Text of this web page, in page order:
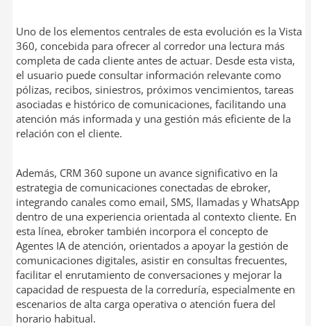
Uno de los elementos centrales de esta evolución es la Vista
360, concebida para ofrecer al corredor una lectura más
completa de cada cliente antes de actuar. Desde esta vista,
el usuario puede consultar información relevante como
pólizas, recibos, siniestros, próximos vencimientos, tareas
asociadas e histórico de comunicaciones, facilitando una
atención más informada y una gestión más eficiente de la
relación con el cliente.
Además, CRM 360 supone un avance significativo en la
estrategia de comunicaciones conectadas de ebroker,
integrando canales como email, SMS, llamadas y WhatsApp
dentro de una experiencia orientada al contexto cliente. En
esta línea, ebroker también incorpora el concepto de
Agentes IA de atención, orientados a apoyar la gestión de
comunicaciones digitales, asistir en consultas frecuentes,
facilitar el enrutamiento de conversaciones y mejorar la
capacidad de respuesta de la correduría, especialmente en
escenarios de alta carga operativa o atención fuera del
horario habitual.